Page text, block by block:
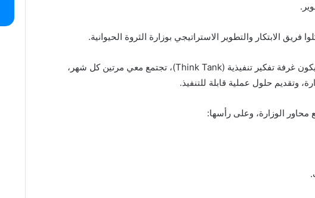
الابتكار والتطوير الاستراتيجي بوزارة الثروة الحيوانية.
لن يكون هذا الفريق لجنة بروتوكولية، بل سيكون غرفة تفكير تنفيذية (Think Tank)، تجتمع معي مرتين كل شهر،
وتقديم حلول عملية قابلة للتنفيذ.
الوزارة، وعلى رأسها: